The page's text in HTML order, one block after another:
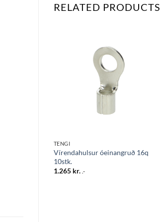
RELATED PRODUCTS
TENGI
Vírendahulsur óeinangruð 16q
10stk.
1.265 kr. .-